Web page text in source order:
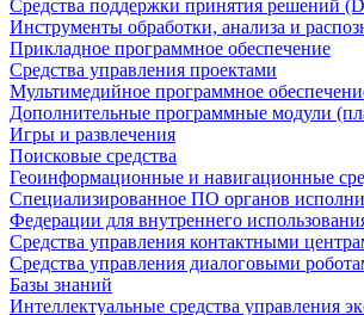
Средства поддержки принятия решений
Инструменты обработки, анализа и
Прикладное программное обеспечение
Средства управления проектами
Мультимедийное программное
Дополнительные программные модули
Игры и развлечения
Поисковые средства
Геоинформационные и навигационные
Специализированное ПО органов
Федерации для внутреннего
Средства управления контактными
Средства управления диалоговыми
Базы знаний
Интеллектуальные средства управления